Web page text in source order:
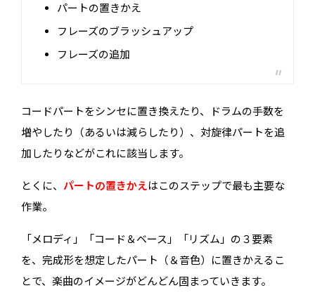
パートの置きかえ
フレーズのブラッシュアップ
フレーズの追加
コードパートをシンセに置き換えたり、ドラムの手数を
増やしたり（あるいは減らしたり）、対旋律パートを追
加したりなどがこれに該当します。
とくに、パートの置きかえはこのステップで最も主要な
作業。
「メロディ」「コード＆ベース」「リズム」の３要素
を、完成形を想定したパート（＆音色）に置きかえるこ
とで、楽曲のイメージがどんどん固まっていきます。